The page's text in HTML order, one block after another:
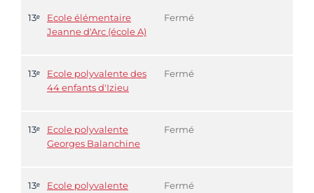
13ᵉ
Ecole élémentaire
Jeanne d'Arc (école A)
Fermé
13ᵉ
Ecole polyvalente des
44 enfants d'Izieu
Fermé
13ᵉ
Ecole polyvalente
Georges Balanchine
Fermé
13ᵉ
Ecole polyvalente
Fermé